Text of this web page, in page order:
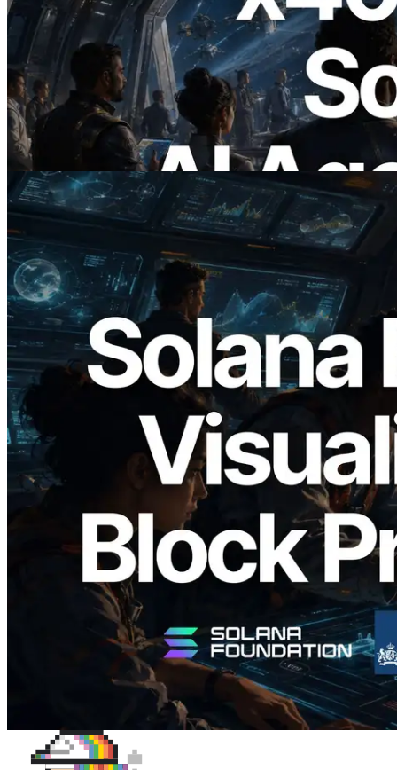
2026.07.04
ERPC запускает Solana RPC с
поддержкой x402 — Эпоха, в которой
AI-агенты платят за нужные API по
требованию
Читать статью
2026.05.24
Validators Solutions запускает Solana
Block Analyzer — визуализация
времени генерации блоков и
назначенных валидаторов на уровне
слотов
Читать статью